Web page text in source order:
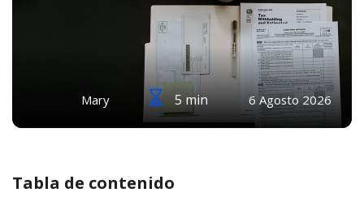
Mary 5 min 6 Agosto 2026
Tabla de contenido